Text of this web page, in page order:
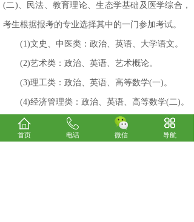
(二)、民法、教育理论、生态学基础及医学综合，
考生根据报考的专业选择其中的一门参加考试。
(1)文史、中医类：政治、英语、大学语文。
(2)艺术类：政治、英语、艺术概论。
(3)理工类：政治、英语、高等数学(一)。
(4)经济管理类：政治、英语、高等数学(二)。
(5)法学类：政治、英语、民法。
(6)教育学类：政治、英语、教育理论。
首页 电话 微信 导航